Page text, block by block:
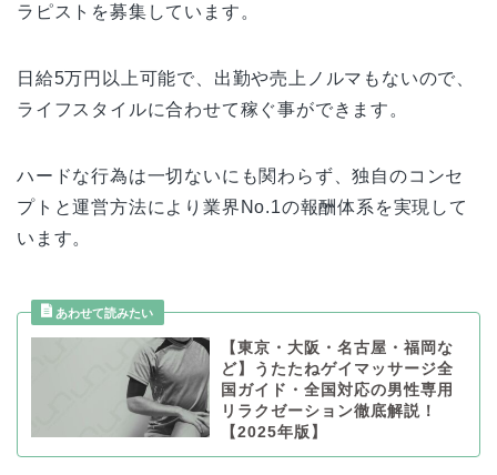
ラピストを募集しています。
日給5万円以上可能で、出勤や売上ノルマもないので、
ライフスタイルに合わせて稼ぐ事ができます。
ハードな行為は一切ないにも関わらず、独自のコンセ
プトと運営方法により業界No.1の報酬体系を実現して
います。
【東京・大阪・名古屋・福岡な
ど】うたたねゲイマッサージ全
国ガイド・全国対応の男性専用
リラクゼーション徹底解説！
【2025年版】